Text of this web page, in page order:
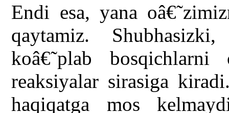
Endi esa, yana
qaytamiz.
koâ€˜plab
reaksiyalar sirasiga
haqiqatga mos